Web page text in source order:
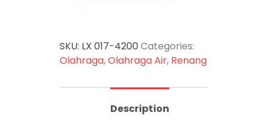
SKU: LX 017-4200 Categories:
Olahraga,Olahraga Air, Renang
Description